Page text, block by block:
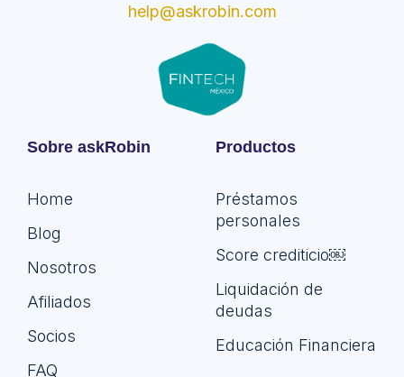
Sobre askRobin
Home
Blog
Nosotros
Afiliados
Socios
FAQ
Productos
Préstamos
personales
Score crediticio￼
Liquidación de
deudas
Educación Financiera
help@askrobin.com